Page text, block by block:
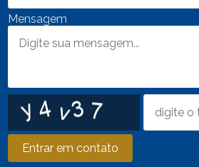
Mensagem
Entrar em contato